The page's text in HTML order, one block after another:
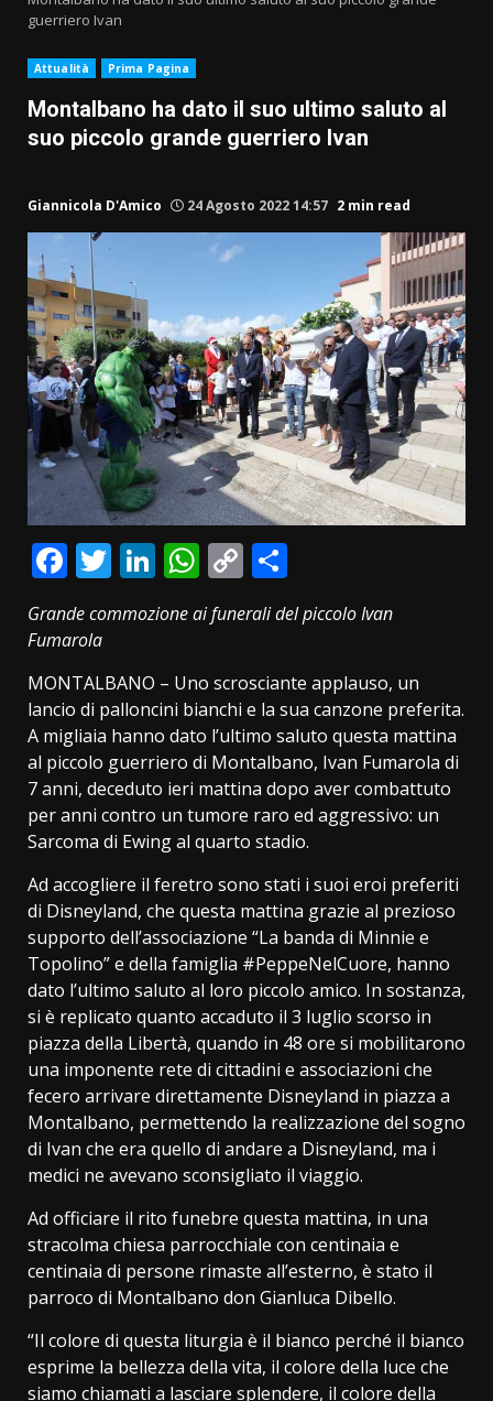
guerriero Ivan
Attualità Prima Pagina
Montalbano ha dato il suo ultimo saluto al
suo piccolo grande guerriero Ivan
Giannicola D'Amico 24 Agosto 2022 14:57 2 min read
Facebook
Twitter
LinkedIn
WhatsApp
Copy
Link
Grande commozione ai funerali del piccolo Ivan
Fumarola
MONTALBANO – Uno scrosciante applauso, un
lancio di palloncini bianchi e la sua canzone preferita.
A migliaia hanno dato l’ultimo saluto questa mattina
al piccolo guerriero di Montalbano, Ivan Fumarola di
7 anni, deceduto ieri mattina dopo aver combattuto
per anni contro un tumore raro ed aggressivo: un
Sarcoma di Ewing al quarto stadio.
Ad accogliere il feretro sono stati i suoi eroi preferiti
di Disneyland, che questa mattina grazie al prezioso
supporto dell’associazione “La banda di Minnie e
Topolino” e della famiglia #PeppeNelCuore, hanno
dato l’ultimo saluto al loro piccolo amico. In sostanza,
si è replicato quanto accaduto il 3 luglio scorso in
piazza della Libertà, quando in 48 ore si mobilitarono
una imponente rete di cittadini e associazioni che
fecero arrivare direttamente Disneyland in piazza a
Montalbano, permettendo la realizzazione del sogno
di Ivan che era quello di andare a Disneyland, ma i
medici ne avevano sconsigliato il viaggio.
Ad officiare il rito funebre questa mattina, in una
stracolma chiesa parrocchiale con centinaia e
centinaia di persone rimaste all’esterno, è stato il
parroco di Montalbano don Gianluca Dibello.
“Il colore di questa liturgia è il bianco perché il bianco
esprime la bellezza della vita, il colore della luce che
siamo chiamati a lasciare splendere, il colore della